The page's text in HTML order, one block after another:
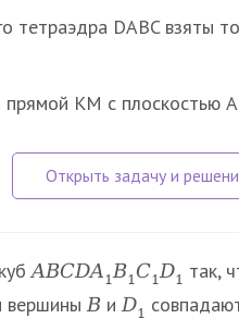
тетраэдра DABC взяты
прямой KM с плоскостью
ABCDA1B1C1D1 так,
вершиныB иD1